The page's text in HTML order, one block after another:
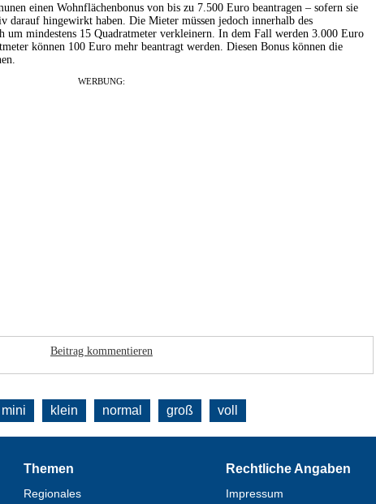
einen Wohnflächenbonus von bis zu 7.500 Euro beantragen – sofern sie
darauf hingewirkt haben. Die Mieter müssen jedoch innerhalb des
um mindestens 15 Quadratmeter verkleinern. In dem Fall werden 3.000 Euro
können 100 Euro mehr beantragt werden. Diesen Bonus können die
WERBUNG:
Beitrag kommentieren
mini klein normal groß voll
Themen
Regionales
Rechtliche Angaben
Impressum